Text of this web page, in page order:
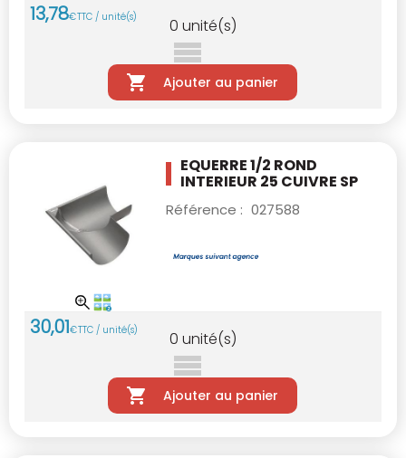
13,78€TTC / unité(s) 0 unité(s)
Ajouter au panier
EQUERRE 1/2 ROND
INTERIEUR 25 CUIVRE SP
Référence : 027588
30,01€TTC / unité(s) 0 unité(s)
Ajouter au panier